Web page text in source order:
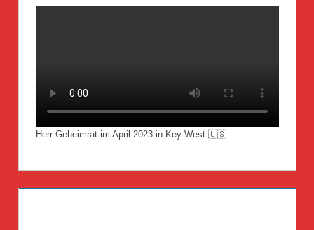
Herr Geheimrat im April 2023 in Key West 🇺🇸